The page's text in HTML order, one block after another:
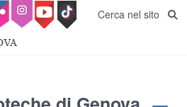
Cerca nel sito